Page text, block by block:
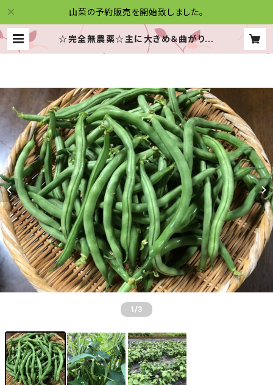
山菜の予約販売を開始致しました。
☆完全無農薬☆主に大きめ＆曲がり☆
いんげん☆たっぷり５キロです！☆信
1 /3